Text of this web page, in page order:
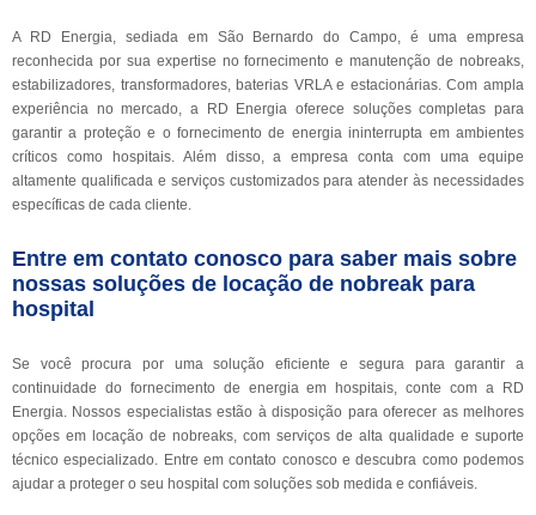
A RD Energia, sediada em São Bernardo do Campo, é uma empresa
reconhecida por sua expertise no fornecimento e manutenção de nobreaks,
estabilizadores, transformadores, baterias VRLA e estacionárias. Com ampla
experiência no mercado, a RD Energia oferece soluções completas para
garantir a proteção e o fornecimento de energia ininterrupta em ambientes
críticos como hospitais. Além disso, a empresa conta com uma equipe
altamente qualificada e serviços customizados para atender às necessidades
específicas de cada cliente.
Entre em contato conosco para saber mais sobre
nossas soluções de locação de nobreak para
hospital
Se você procura por uma solução eficiente e segura para garantir a
continuidade do fornecimento de energia em hospitais, conte com a RD
Energia. Nossos especialistas estão à disposição para oferecer as melhores
opções em locação de nobreaks, com serviços de alta qualidade e suporte
técnico especializado. Entre em contato conosco e descubra como podemos
ajudar a proteger o seu hospital com soluções sob medida e confiáveis.